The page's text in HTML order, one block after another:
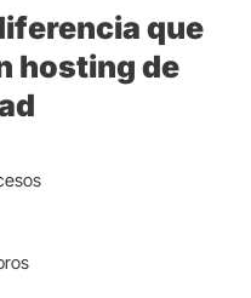
que
hosting de